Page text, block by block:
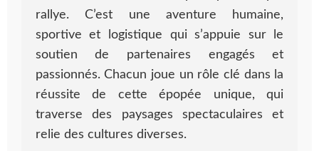
rallye. C’est une aventure humaine,
sportive et logistique qui s’appuie sur le
soutien de partenaires engagés et
passionnés. Chacun joue un rôle clé dans la
réussite de cette épopée unique, qui
traverse des paysages spectaculaires et
relie des cultures diverses.